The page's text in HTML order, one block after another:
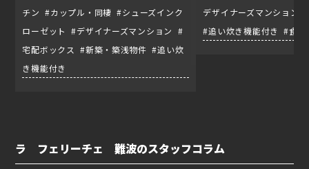
チン #カップル・同棲 #シューズインク
ローゼット #デザイナーズマンション #
宅配ボックス #新築・築浅物件 #追い炊
き機能付き
デザイナーズマンション
#追い炊き機能付き #食
ラ フェリーチェ 難波のスタッフコラム